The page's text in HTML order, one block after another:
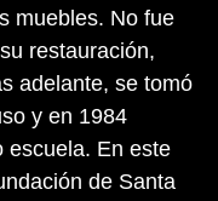
muebles. No fue
restauración,
adelante, se tomó
y en 1984
escuela. En este
de Santa